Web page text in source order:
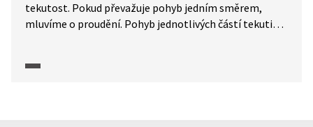
tekutost. Pokud převažuje pohyb jedním směrem,
mluvíme o proudění. Pohyb jednotlivých částí tekutiny
průtok vypočítáme tak, že objem tekutiny vydělíme